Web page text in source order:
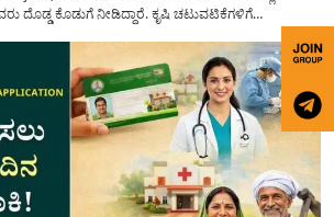
ದೊಡ್ಡ ಕೊಡುಗೆ ನೀಡಿದ್ದಾರೆ. ಕೃಷಿ ಚಟುವಟಿಕೆಗಳಿಗೆ
ಮೂಡಿಸಿದ್ದಾರೆ. ವಿಶೇಷವಾಗಿ...